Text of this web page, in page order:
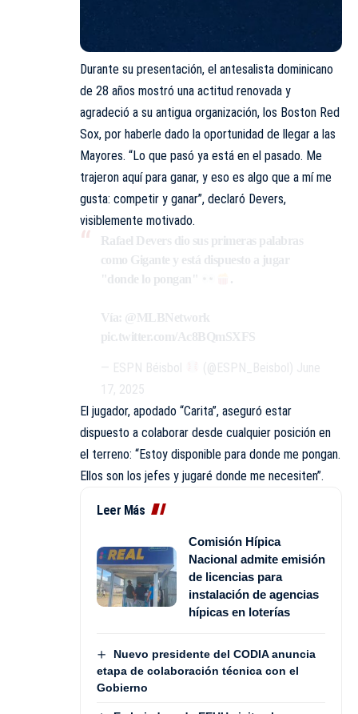
Durante su presentación, el antesalista dominicano
de 28 años mostró una actitud renovada y
agradeció a su antigua organización, los Boston Red
Sox, por haberle dado la oportunidad de llegar a las
Mayores. “Lo que pasó ya está en el pasado. Me
trajeron aquí para ganar, y eso es algo que a mí me
gusta: competir y ganar”, declaró Devers,
visiblemente motivado.
Rafael Devers dio sus primeras palabras
como Gigante y está dispuesto a jugar
"donde lo pongan"
.
Vía: @MLBNetwork
pic.twitter.com/Ac8BQmSXFS
— ESPN Béisbol (@ESPN_Beisbol) June
17, 2025
El jugador, apodado “Carita”, aseguró estar
dispuesto a colaborar desde cualquier posición en
el terreno: “Estoy disponible para donde me pongan.
Ellos son los jefes y jugaré donde me necesiten”.
Leer Más
Comisión Hípica
Nacional admite emisión
de licencias para
instalación de agencias
hípicas en loterías
Nuevo presidente del CODIA anuncia
etapa de colaboración técnica con el
Gobierno